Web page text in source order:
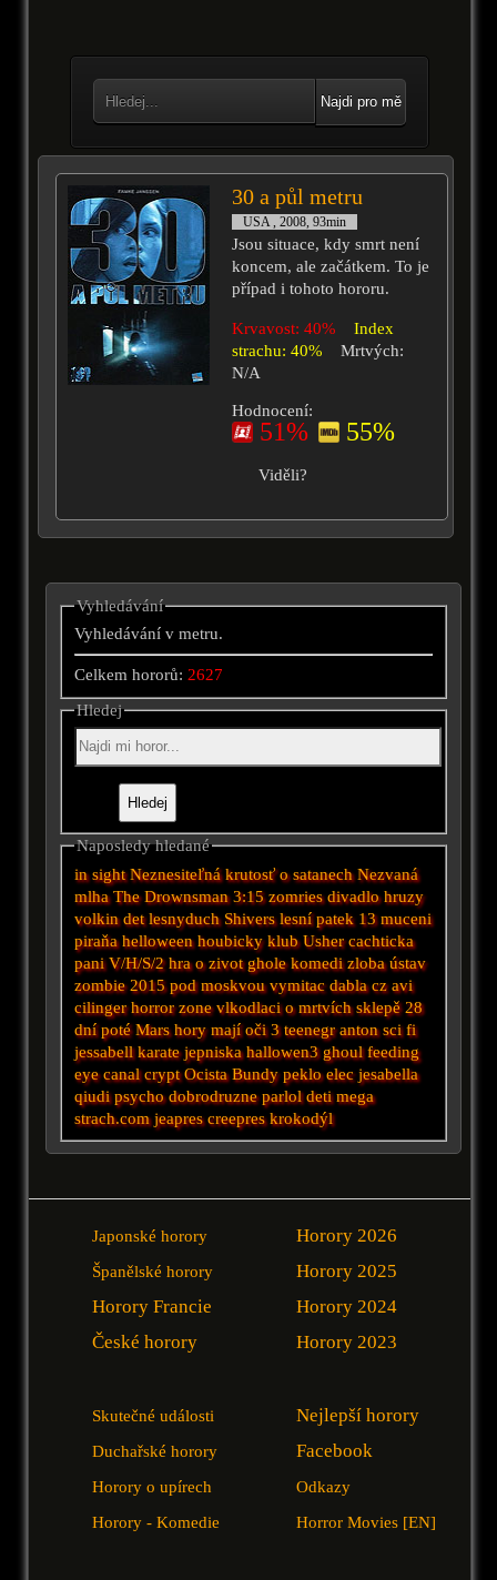
Najdi pro mě
30 a půl metru
USA , 2008, 93min
Jsou situace, kdy smrt není
koncem, ale začátkem. To je
případ i tohoto hororu.
Krvavost: 40%
Index
strachu: 40%
Mrtvých:
N/A
Hodnocení:
51% 55%
Viděli?
Vyhledávání
Vyhledávání v metru.
Celkem hororů:2627
Hledej
Naposledy hledané
in sight Neznesiteľná krutosť o satanech Nezvaná
mlha The Drownsman 3:15 zomries divadlo hruzy
volkin det lesnyduch Shivers lesní patek 13 muceni
piraňa helloween houbicky klub Usher cachticka
pani V/H/S/2 hra o zivot ghole komedi zloba ústav
zombie 2015 pod moskvou vymitac dabla cz avi
cilinger horror zonevlkodlaci o mrtvích sklepě 28
dní poté Mars hory mají oči 3 teenegr anton sci fi
jessabell karate jepniska hallowen3 ghoul feeding
eye canal crypt Ocista Bundy peklo elec jesabella
qiudi psycho dobrodruzne parlol deti mega
strach.com jeapres creepres krokodýl
Japonské horory
Španělské horory
Horory Francie
České horory
Horory 2026
Horory 2025
Horory 2024
Horory 2023
Skutečné události
Duchařské horory
Horory o upírech
Horory - Komedie
Nejlepší horory
Facebook
Odkazy
Horror Movies [EN]